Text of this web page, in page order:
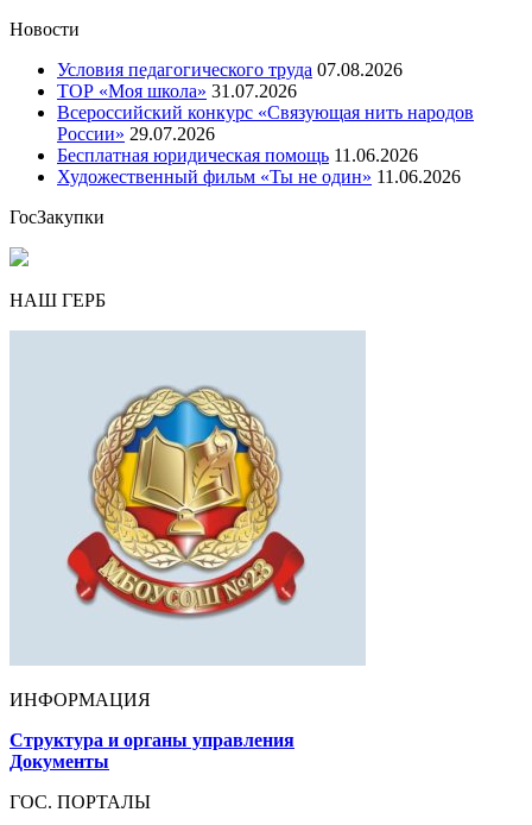
Новости
Условия педагогического труда 07.08.2026
ТОР «Моя школа» 31.07.2026
Всероссийский конкурс «Связующая нить народов
России» 29.07.2026
Бесплатная юридическая помощь 11.06.2026
Художественный фильм «Ты не один» 11.06.2026
ГосЗакупки
НАШ ГЕРБ
ИНФОРМАЦИЯ
Структура и органы управления
Документы
ГОС. ПОРТАЛЫ